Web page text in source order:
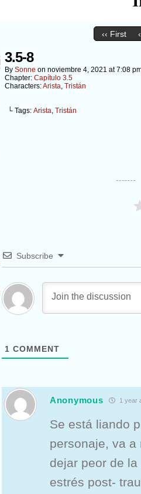
‹‹ First
Buscar
3.5-8
By Sonne on noviembre 4, 2021 at7:08
Chapter: Capítulo 3.5
Characters:Arista, Tristán
└ Tags: Arista, Tristán
Subscribe
1 COMMENT
Anonymous 1 year
Se está liando
personaje, va a
dejar peor de
estrés post-